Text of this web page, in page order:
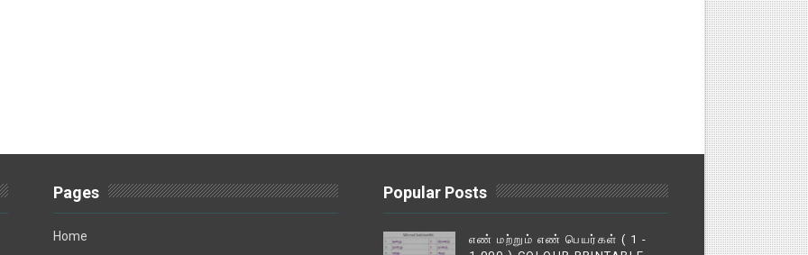
Pages
Home
Popular Posts
எண் மற்றும் எண் பெயர்கள் ( 1 -